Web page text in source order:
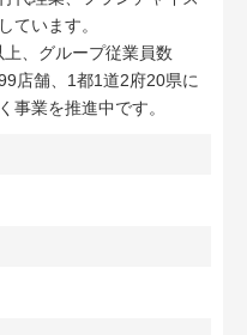
ています。
、グループ従業員数
店舗、1都1道2府20県に
事業を推進中です。